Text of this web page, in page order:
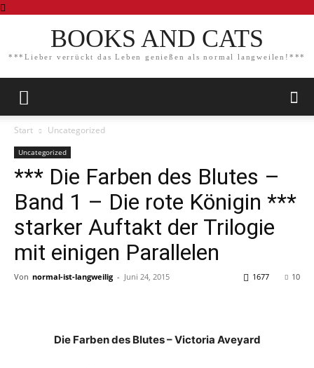
BOOKS AND CATS
***Lieber verrückt das Leben genießen als normal langweilen!***
Start Uncategorized
Uncategorized
*** Die Farben des Blutes –
Band 1 – Die rote Königin ***
starker Auftakt der Trilogie
mit einigen Parallelen
Von normal-ist-langweilig - Juni 24, 2015 10
1677
Die Farben des Blutes – Victoria Aveyard